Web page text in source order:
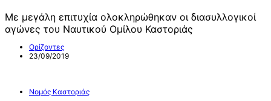
Με μεγάλη επιτυχία ολοκληρώθηκαν οι διασυλλογικοί
αγώνες του Ναυτικού Ομίλου Καστοριάς
Ορίζοντες
23/09/2019
Νομός Καστοριάς